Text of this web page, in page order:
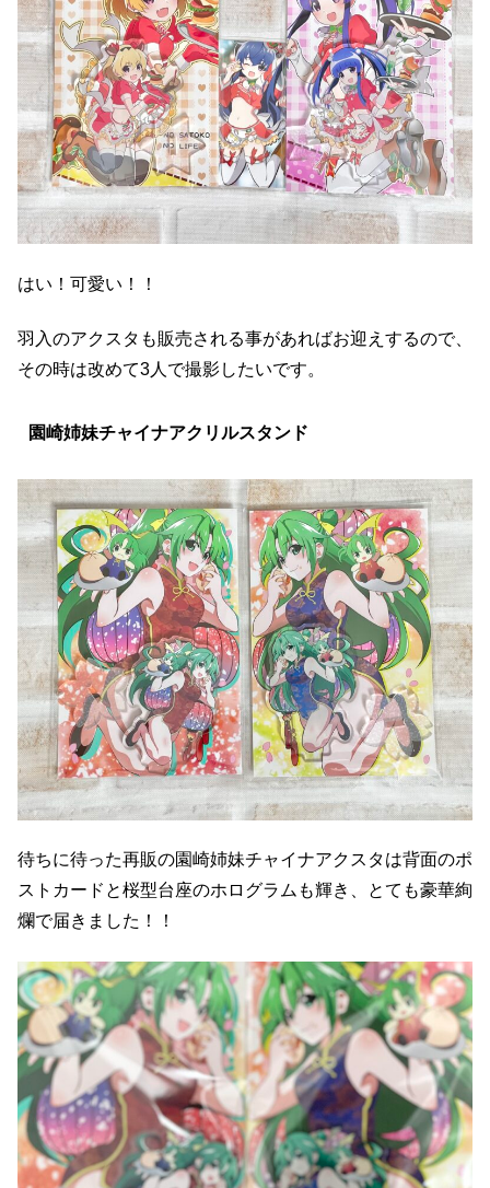
はい！可愛い！！
羽入のアクスタも販売される事があればお迎えするので、
その時は改めて3人で撮影したいです。
園崎姉妹チャイナアクリルスタンド
待ちに待った再販の園崎姉妹チャイナアクスタは背面のポ
ストカードと桜型台座のホログラムも輝き、とても豪華絢
爛で届きました！！